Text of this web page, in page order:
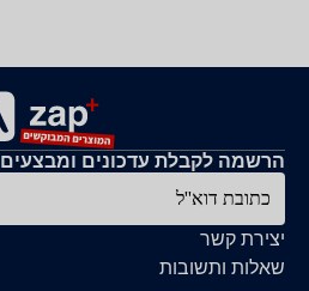
יצירת קשר
שאלות ותשובות
הרשמה לקבלת עדכונים ומבצעים
כתובת דוא''ל